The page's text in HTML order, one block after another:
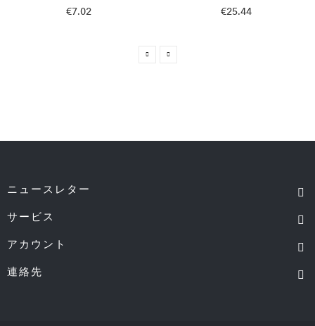
€7.02 €25.44
ニュースレター
サービス
アカウント
連絡先